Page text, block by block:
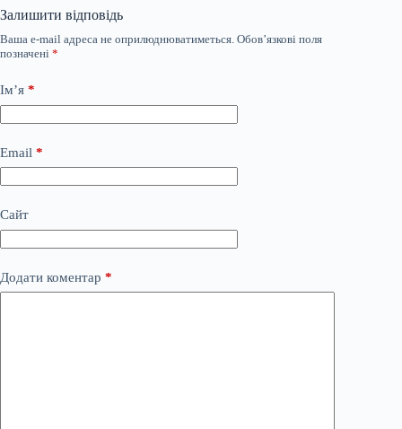
Залишити відповідь
Ваша e-mail адреса не оприлюднюватиметься. Обов’язкові поля
позначені *
Ім’я *
Email *
Сайт
Додати коментар *